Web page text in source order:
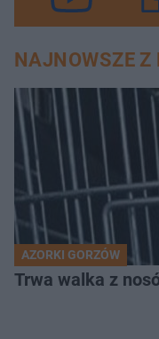
NAJNOWSZE Z
AZORKI GORZÓW
Trwa walka z